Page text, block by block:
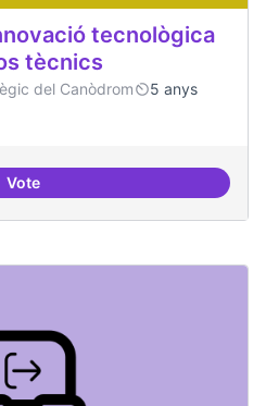
tecnològica
tècnics
del Canòdrom
5 anys
VoteEspai punter en innovació